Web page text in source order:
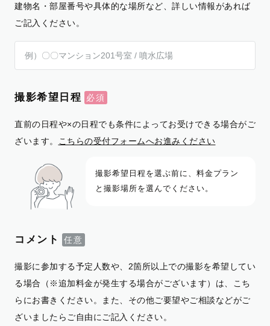
建物名・部屋番号や具体的な場所など、詳しい情報があれば
ご記入ください。
撮影希望日程
直前の日程や×の日程でも条件によってお受けできる場合がご
ざいます。
こちらの受付フォームへお進みください
撮影希望日程を選ぶ前に、料金プラン
と撮影場所を選んでください。
コメント
撮影に参加する予定人数や、2箇所以上での撮影を希望してい
る場合（※追加料金が発生する場合がございます）は、こち
らにお書きください。また、その他ご要望やご相談などがご
ざいましたらご自由にご記入ください。